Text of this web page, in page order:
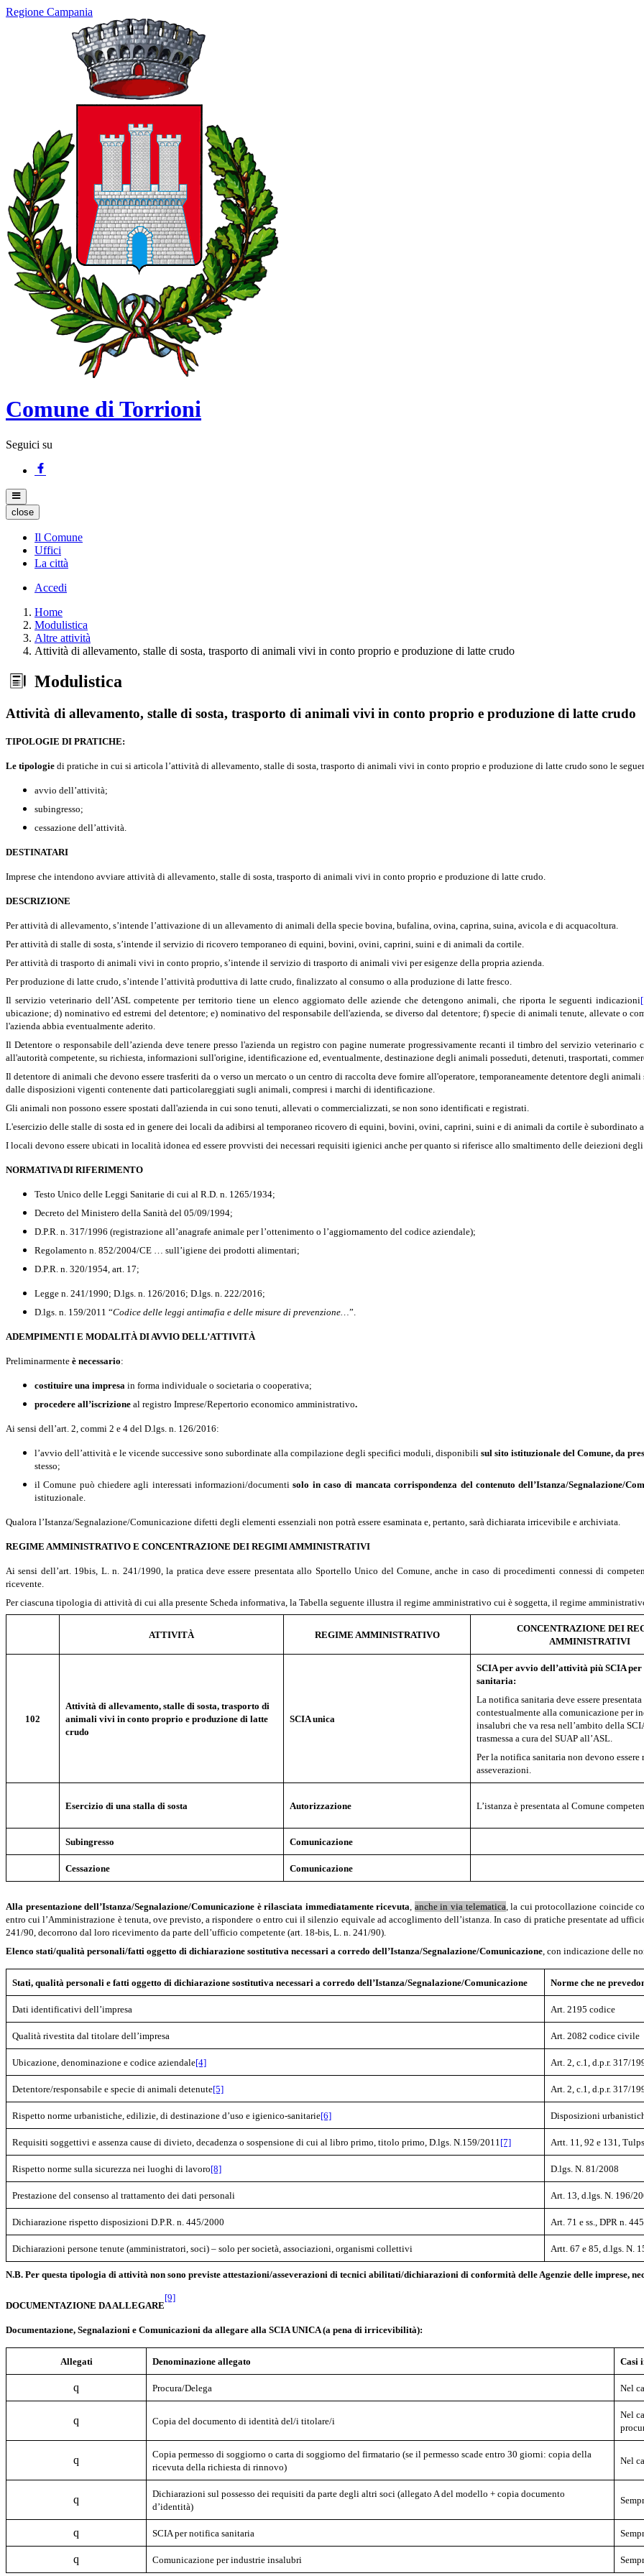
Regione Campania
Comune di Torrioni
Seguici su
close
Il Comune
Uffici
La città
Accedi
Home
Modulistica
Altre attività
Attività di allevamento, stalle di sosta, trasporto di animali vivi in conto proprio e produzione di latte crudo
Modulistica
Attività di allevamento, stalle di sosta, trasporto di animali vivi in conto proprio e produzione di latte crudo
TIPOLOGIE DI PRATICHE:
Le tipologie di pratiche in cui si articola l’attività di allevamento, stalle di sosta, trasporto di animali vivi in conto proprio e produzione di latte crudo sono le
avvio dell’attività;
subingresso;
cessazione dell’attività.
DESTINATARI
Imprese che intendono avviare attività di allevamento, stalle di sosta, trasporto di animali vivi in conto proprio e produzione di latte crudo.
DESCRIZIONE
Per attività di allevamento, s’intende l’attivazione di un allevamento di animali della specie bovina, bufalina, ovina, caprina, suina, avicola e di acquacoltura.
Per attività di stalle di sosta, s’intende il servizio di ricovero temporaneo di equini, bovini, ovini, caprini, suini e di animali da cortile.
Per attività di trasporto di animali vivi in conto proprio, s’intende il servizio di trasporto di animali vivi per esigenze della propria azienda.
Per produzione di latte crudo, s’intende l’attività produttiva di latte crudo, finalizzato al consumo o alla produzione di latte fresco.
Il servizio veterinario dell’ASL competente per territorio tiene un elenco aggiornato delle aziende che detengono animali, che riporta le seguenti indicazioni
ubicazione; d) nominativo ed estremi del detentore; e) nominativo del responsabile dell'azienda, se diverso dal detentore; f) specie di animali tenute, allevate o
l'azienda abbia eventualmente aderito.
Il Detentore o responsabile dell’azienda deve tenere presso l'azienda un registro con pagine numerate progressivamente recanti il timbro del servizio
all'autorità competente, su richiesta, informazioni sull'origine, identificazione ed, eventualmente, destinazione degli animali posseduti, detenuti, trasportati,
Il detentore di animali che devono essere trasferiti da o verso un mercato o un centro di raccolta deve fornire all'operatore, temporaneamente detentore degli
dalle disposizioni vigenti contenente dati particolareggiati sugli animali, compresi i marchi di identificazione.
Gli animali non possono essere spostati dall'azienda in cui sono tenuti, allevati o commercializzati, se non sono identificati e registrati.
L'esercizio delle stalle di sosta ed in genere dei locali da adibirsi al temporaneo ricovero di equini, bovini, ovini, caprini, suini e di animali da cortile è subordinato
I locali devono essere ubicati in località idonea ed essere provvisti dei necessari requisiti igienici anche per quanto si riferisce allo smaltimento delle deiezioni
NORMATIVA DI RIFERIMENTO
Testo Unico delle Leggi Sanitarie di cui al R.D. n. 1265/1934;
Decreto del Ministero della Sanità del 05/09/1994;
D.P.R. n. 317/1996 (registrazione all’anagrafe animale per l’ottenimento o l’aggiornamento del codice aziendale);
Regolamento n. 852/2004/CE … sull’igiene dei prodotti alimentari;
D.P.R. n. 320/1954, art. 17;
Legge n. 241/1990; D.lgs. n. 126/2016; D.lgs. n. 222/2016;
D.lgs. n. 159/2011 “Codice delle leggi antimafia e delle misure di prevenzione…”.
ADEMPIMENTI E MODALITÀ DI AVVIO DELL’ATTIVITÀ
Preliminarmente è necessario:
costituire una impresa in forma individuale o societaria o cooperativa;
procedere all’iscrizione al registro Imprese/Repertorio economico amministrativo.
Ai sensi dell’art. 2, commi 2 e 4 del D.lgs. n. 126/2016:
l’avvio dell’attività e le vicende successive sono subordinate alla compilazione degli specifici moduli, disponibili sul sito istituzionale del Comune, da
stesso;
il Comune può chiedere agli interessati informazioni/documentisolo in caso di mancata corrispondenza del contenuto dell’Istanza/Segnalazione/
istituzionale.
Qualora l’Istanza/Segnalazione/Comunicazione difetti degli elementi essenziali non potrà essere esaminata e, pertanto, sarà dichiarata irricevibile e archiviata.
REGIME AMMINISTRATIVO E CONCENTRAZIONE DEI REGIMI AMMINISTRATIVI
Ai sensi dell’art. 19bis, L. n. 241/1990, la pratica deve essere presentata allo Sportello Unico del Comune, anche in caso di procedimenti connessi di
ricevente.
Per ciascuna tipologia di attività di cui alla presente Scheda informativa, la Tabella seguente illustra il regime amministrativo cui è soggetta, il regime
ATTIVITÀ REGIME AMMINISTRATIVO
CONCENTRAZIONE DEI
AMMINISTRATIVI
102
Attività di allevamento, stalle di sosta, trasporto di
animali vivi in conto proprio e produzione di latte
crudo
SCIA unica
SCIA per avvio dell’attività più SCIA
sanitaria:
La notifica sanitaria deve essere presentata
contestualmente alla comunicazione per
insalubri che va resa nell’ambito della
trasmessa a cura del SUAP all’ASL.
Per la notifica sanitaria non devono essere
asseverazioni.
Esercizio di una stalla di sosta Autorizzazione L’istanza è presentata al Comune
Subingresso Comunicazione
Cessazione Comunicazione
Alla presentazione dell’Istanza/Segnalazione/Comunicazione è rilasciata immediatamente ricevuta anche in via telematica , la cui protocollazione coincide
entro cui l’Amministrazione è tenuta, ove previsto, a rispondere o entro cui il silenzio equivale ad accoglimento dell’istanza. In caso di pratiche presentate ad
241/90, decorrono dal loro ricevimento da parte dell’ufficio competente (art. 18-bis, L. n. 241/90).
Elenco stati/qualità personali/fatti oggetto di dichiarazione sostitutiva necessari a corredo dell’Istanza/Segnalazione/Comunicazione , con indicazione delle
Stati, qualità personali e fatti oggetto di dichiarazione sostitutiva necessari a corredo dell’Istanza/Segnalazione/Comunicazione Norme che ne
Dati identificativi dell’impresa Art. 2195 codice
Qualità rivestita dal titolare dell’impresa Art. 2082 codice civile
Ubicazione, denominazione e codice aziendale[4] Art. 2, c.1, d.p.r. 317/
Detentore/responsabile e specie di animali detenute[5] Art. 2, c.1, d.p.r. 317/
Rispetto norme urbanistiche, edilizie, di destinazione d’uso e igienico-sanitarie[6] Disposizioni
Requisiti soggettivi e assenza cause di divieto, decadenza o sospensione di cui al libro primo, titolo primo, D.lgs. N.159/2011 [7] Artt. 11, 92 e 131,
Rispetto norme sulla sicurezza nei luoghi di lavoro[8] D.lgs. N. 81/2008
Prestazione del consenso al trattamento dei dati personali Art. 13, d.lgs. N. 196/
Dichiarazionerispetto disposizioni D.P.R. n. 445/2000 Art. 71 e ss., DPR n.
Dichiarazioni persone tenute (amministratori, soci) – solo per società, associazioni, organismi collettivi Artt. 67 e 85, d.lgs. N.
N.B. Per questa tipologia di attività non sono previste attestazioni/asseverazioni di tecnici abilitati/dichiarazioni di conformità delle Agenzie delle imprese,
DOCUMENTAZIONE DA ALLEGARE
[9]
Documentazione, Segnalazioni e Comunicazioni da allegare alla SCIA UNICA (a pena di irricevibilità):
Allegati Denominazione allegato Casi
q Procura/Delega Nel
q Copia del documento di identità del/i titolare/i
Nel
q
Copia permesso di soggiorno o carta di soggiorno del firmatario (se il permesso scade entro 30 giorni: copia della
ricevuta della richiesta di rinnovo)
Nel
q
Dichiarazioni sul possesso dei requisiti da parte degli altri soci (allegato A del modello + copia documento
d’identità)
q SCIA per notifica sanitaria
q Comunicazione per industrie insalubri